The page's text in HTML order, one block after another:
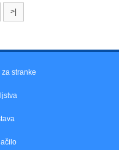
>|
stranke